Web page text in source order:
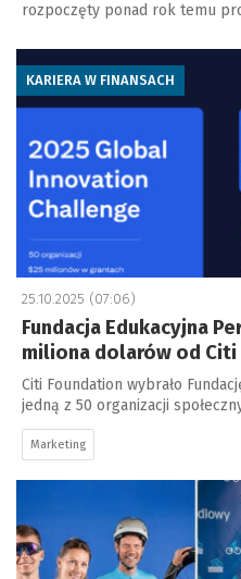
rozpoczęty ponad rok temu
a
KARIERA W FINANSACH
25.10.2025 (07:06)
Fundacja Edukacyjna
miliona dolarów od Citi
Citi Foundation wybrało
jedną z 50 organizacji
Marketing
a